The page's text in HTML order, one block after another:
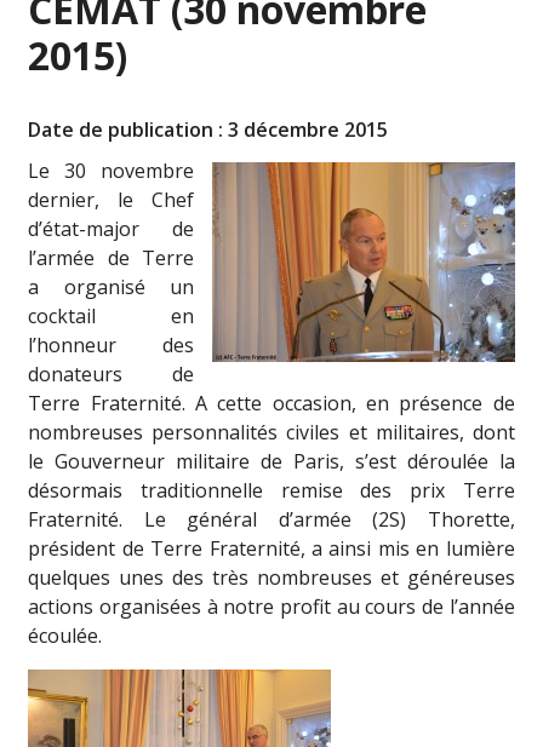
2015)
Date de publication : 3 décembre 2015
Le 30 novembre
dernier, le Chef
d’état-major de
l’armée de Terre
a organisé un
cocktail en
l’honneur des
donateurs de
Terre Fraternité. A cette occasion, en présence de
nombreuses personnalités civiles et militaires, dont
le Gouverneur militaire de Paris, s’est déroulée la
désormais traditionnelle remise des prix Terre
Fraternité. Le général d’armée (2S) Thorette,
président de Terre Fraternité, a ainsi mis en lumière
quelques unes des très nombreuses et généreuses
actions organisées à notre profit au cours de l’année
écoulée.